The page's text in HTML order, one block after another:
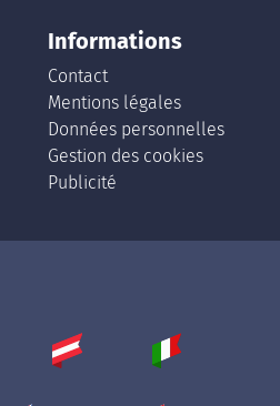
Informations
Contact
Mentions légales
Données personnelles
Gestion des cookies
Publicité